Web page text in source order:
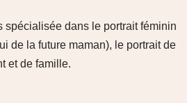
spécialisée dans le portrait féminin
de la future maman), le portrait de
et de famille.